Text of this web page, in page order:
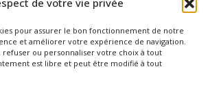
de votre vie privée
pour assurer le bon fonctionnement de notre
et améliorer votre expérience de navigation.
refuser ou personnaliser votre choix à tout
est libre et peut être modifié à tout
SALENGRO,
41100 SAINT-OUEN